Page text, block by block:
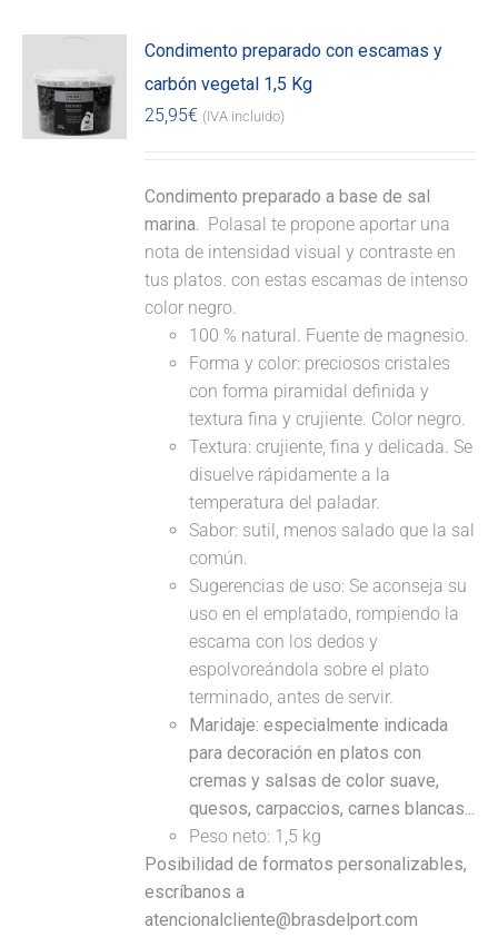
Condimento preparado con escamas y
carbón vegetal 1,5 Kg
25,95€ (IVA incluido)
Condimento preparado a base de sal
marina. Polasal te propone aportar una
nota de intensidad visual y contraste en
tus platos. con estas escamas de intenso
color negro.
100 % natural. Fuente de magnesio.
Forma y color: preciosos cristales
con forma piramidal definida y
textura fina y crujiente. Color negro.
Textura: crujiente, fina y delicada. Se
disuelve rápidamente a la
temperatura del paladar.
Sabor: sutil, menos salado que la sal
común.
Sugerencias de uso: Se aconseja su
uso en el emplatado, rompiendo la
escama con los dedos y
espolvoreándola sobre el plato
terminado, antes de servir.
Maridaje: especialmente indicada
para decoración en platos con
cremas y salsas de color suave,
quesos, carpaccios, carnes blancas...
Peso neto: 1,5 kg
Posibilidad de formatos personalizables,
escríbanos a
atencionalcliente@brasdelport.com